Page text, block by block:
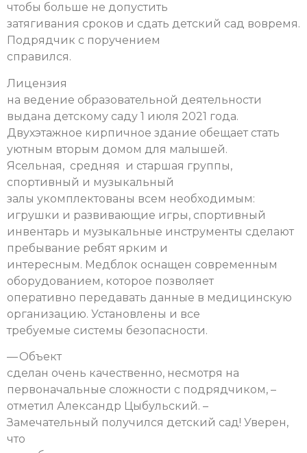
чтобы больше не допустить
затягивания сроков и сдать детский сад вовремя.
Подрядчик с поручением
справился.
Лицензия
на ведение образовательной деятельности
выдана детскому саду 1 июля 2021 года.
Двухэтажное кирпичное здание обещает стать
уютным вторым домом для малышей.
Ясельная, средняя и старшая группы,
спортивный и музыкальный
залы укомплектованы всем необходимым:
игрушки и развивающие игры, спортивный
инвентарь и музыкальные инструменты сделают
пребывание ребят ярким и
интересным. Медблок оснащен современным
оборудованием, которое позволяет
оперативно передавать данные в медицинскую
организацию. Установлены и все
требуемые системы безопасности.
— Объект
сделан очень качественно, несмотря на
первоначальные сложности с подрядчиком, –
отметил Александр Цыбульский. –
Замечательный получился детский сад! Уверен,
что